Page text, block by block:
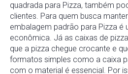
quadrada para Pizza, também
clientes. Para quem busca
embalagem padrão para Pizza é
econômica. Já as caixas de
que a pizza chegue crocante e
formatos simples como a caixa
com o material é essencial. Por